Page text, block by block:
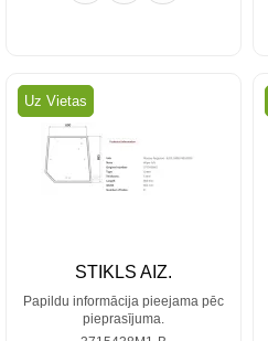
Uz Vietas
STIKLS AIZ.
Papildu informācija pieejama pēc
pieprasījuma.